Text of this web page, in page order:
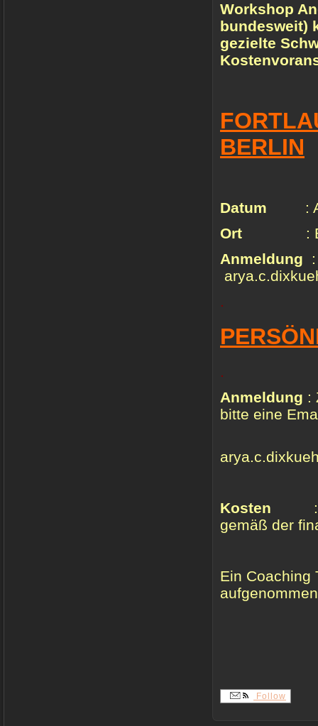
Workshop
bundesweit)
gezielte
BERLIN
Datum :
Ort :
Anmeldung
.
.
Anmeldung :
bitte eine
Kosten
gemäß der
Ein Coaching
Follow